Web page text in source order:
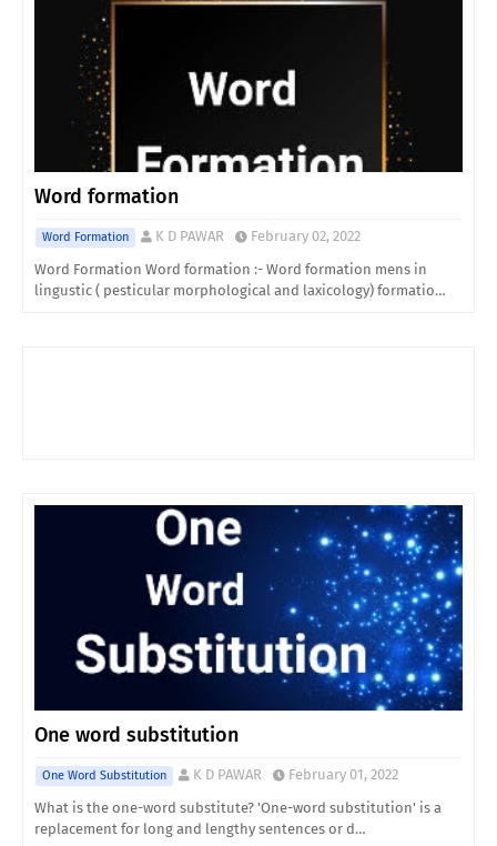
Word formation
Word Formation K D PAWAR
February 02, 2022
Word Formation Word formation :- Word formation mens in
lingustic ( pesticular morphological and laxicology) formatio…
One word substitution
One Word Substitution K D PAWAR
February 01, 2022
What is the one-word substitute? 'One-word substitution' is a
replacement for long and lengthy sentences or d…